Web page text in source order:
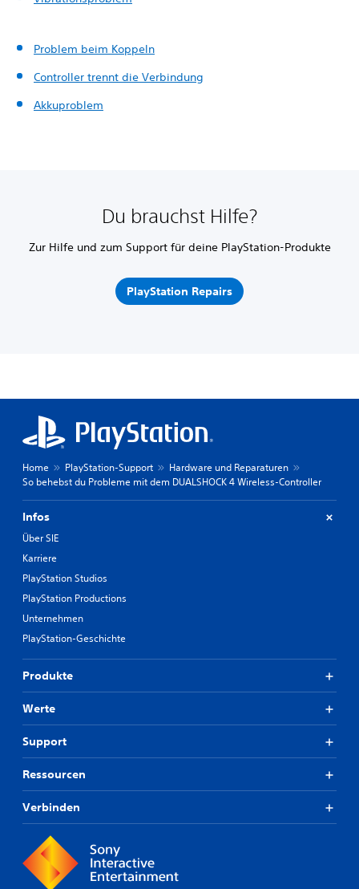
Problem beim Koppeln
Controller trennt die Verbindung
Akkuproblem
Du brauchst Hilfe?
Zur Hilfe und zum Support für deine PlayStation-Produkte
PlayStation Repairs
Home PlayStation-Support
Hardware und Reparaturen
So behebst du Probleme mit dem DUALSHOCK 4 Wireless-Controller
Infos
Über SIE
Karriere
PlayStation Studios
PlayStation Productions
Unternehmen
PlayStation-Geschichte
Produkte
Werte
Support
Ressourcen
Verbinden